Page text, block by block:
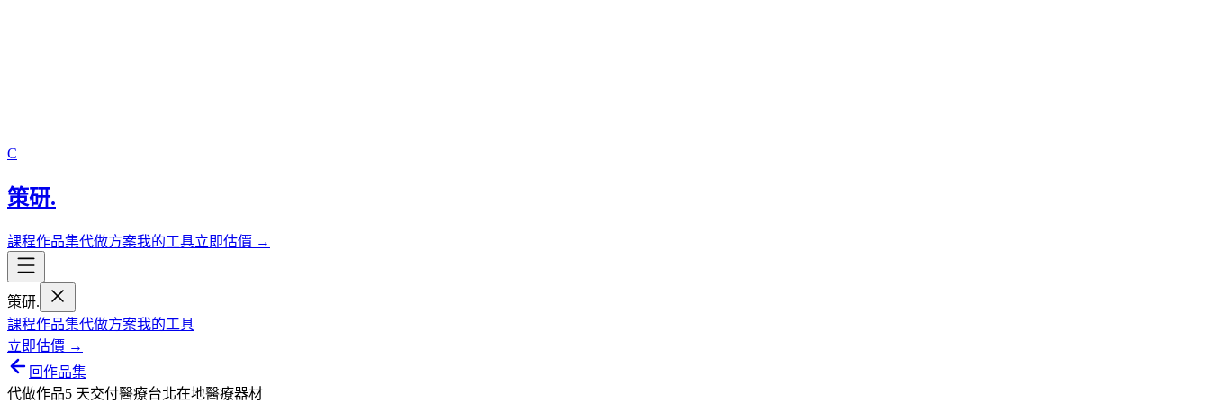
C
策研.
課程作品集代做方案我的工具立即估價 →
策研.
課程作品集代做方案我的工具
立即估價 →
回作品集
代做作品5 天交付醫療台北在地醫療器材